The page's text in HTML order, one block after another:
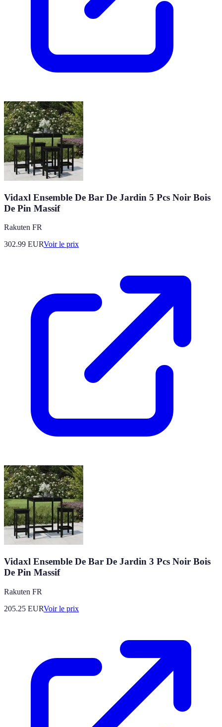
Vidaxl Ensemble De Bar De Jardin 5 Pcs Noir Bois
De Pin Massif
Rakuten FR
302.99 EURVoir le prix
Vidaxl Ensemble De Bar De Jardin 3 Pcs Noir Bois
De Pin Massif
Rakuten FR
205.25 EURVoir le prix